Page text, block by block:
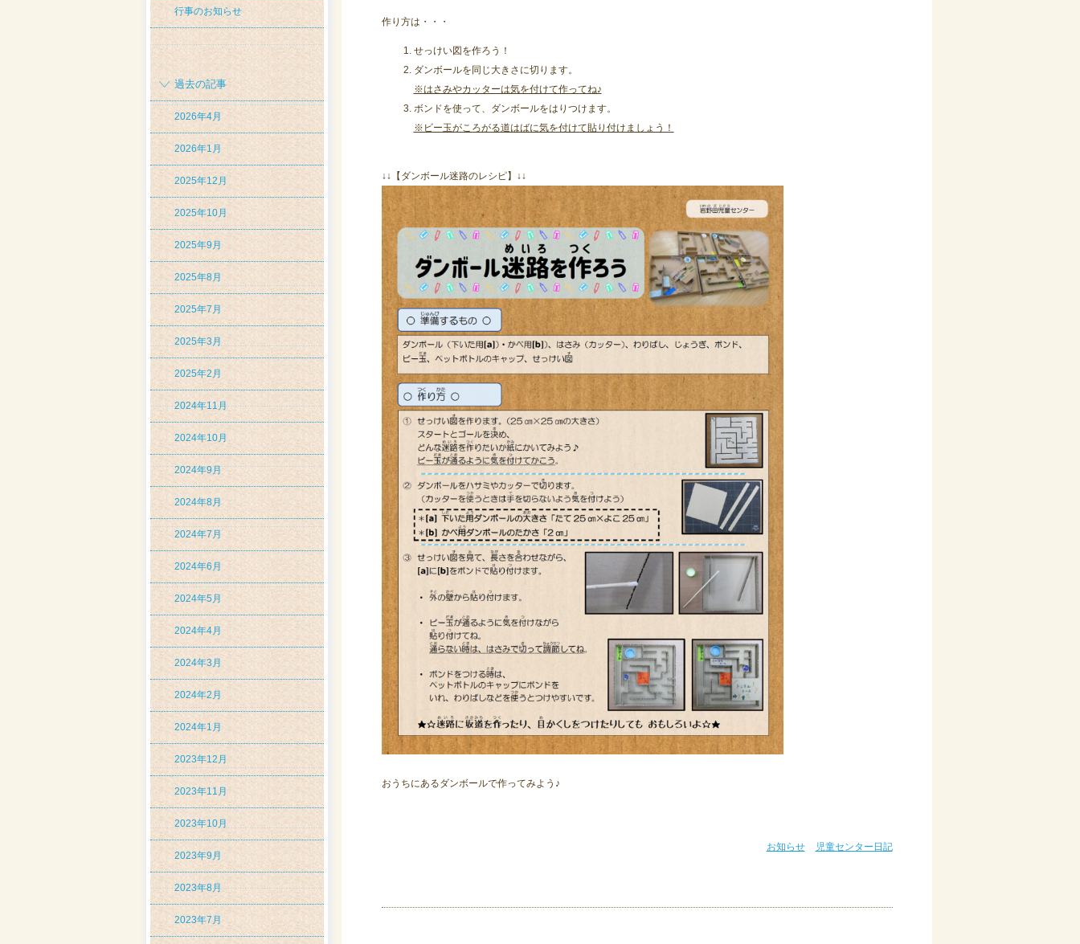
行事のお知らせ
過去の記事
2026年4月
2026年1月
2025年12月
2025年10月
2025年9月
2025年8月
2025年7月
2025年3月
2025年2月
2024年11月
2024年10月
2024年9月
2024年8月
2024年7月
2024年6月
2024年5月
2024年4月
2024年3月
2024年2月
2024年1月
2023年12月
2023年11月
2023年10月
2023年9月
2023年8月
2023年7月
作り方は・・・
せっけい図を作ろう！
ダンボールを同じ大きさに切ります。
※はさみやカッターは気を付けて作ってね♪
ボンドを使って、ダンボールをはりつけます。
※ビー玉がころがる道はばに気を付けて貼り付けましょう！
↓↓【ダンボール迷路のレシピ】↓↓
おうちにあるダンボールで作ってみよう♪
お知らせ 児童センター日記